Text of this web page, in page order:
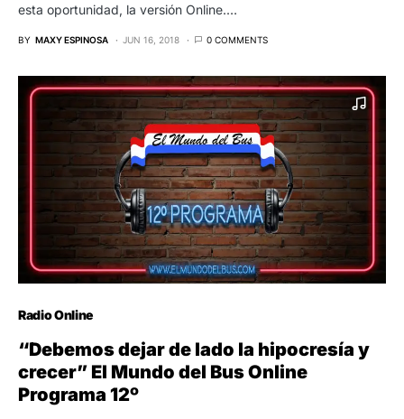
esta oportunidad, la versión Online.…
BY MAXY ESPINOSA JUN 16, 2018 0 COMMENTS
Radio Online
“Debemos dejar de lado la hipocresía y
crecer” El Mundo del Bus Online
Programa 12º